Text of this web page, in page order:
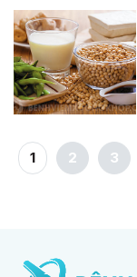
1 2 3